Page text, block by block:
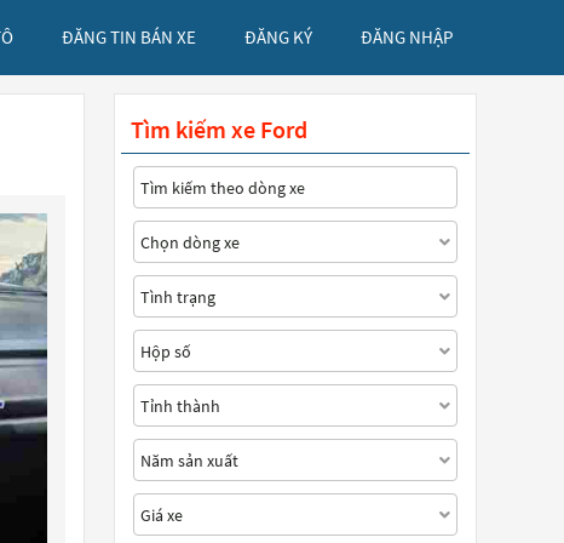
ĐĂNG TIN BÁN XE ĐĂNG KÝ ĐĂNG NHẬP
Tìm kiếm xe Ford